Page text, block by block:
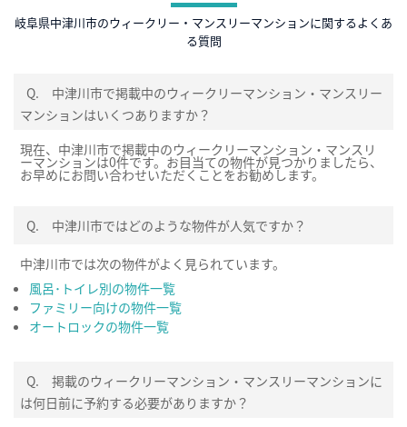
岐阜県中津川市のウィークリー・マンスリーマンションに関するよくあ
る質問
Q.
中津川市で掲載中のウィークリーマンション・マンスリー
マンションはいくつありますか？
現在、中津川市で掲載中のウィークリーマンション・マンスリ
ーマンションは0件です。お目当ての物件が見つかりましたら、
お早めにお問い合わせいただくことをお勧めします。
Q. 中津川市ではどのような物件が人気ですか？
中津川市では次の物件がよく見られています。
風呂･トイレ別の物件一覧
ファミリー向けの物件一覧
オートロックの物件一覧
Q.
掲載のウィークリーマンション・マンスリーマンションに
は何日前に予約する必要がありますか？